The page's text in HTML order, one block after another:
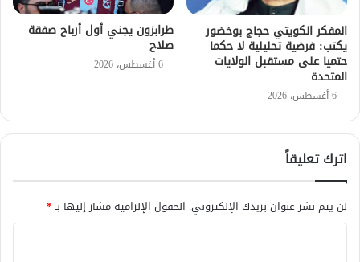
المفكر الكويتي حجاج بوخضور
يكتب: فرضية تحليلية لا حكما
حتميا على مستقبل الولايات
المتحدة
6 أغسطس، 2026
طرابزون يجني أول أرباح صفقة
صلاح
6 أغسطس، 2026
اترك تعليقاً
لن يتم نشر عنوان بريدك الإلكتروني. الحقول الإلزامية مشار إليها بـ*